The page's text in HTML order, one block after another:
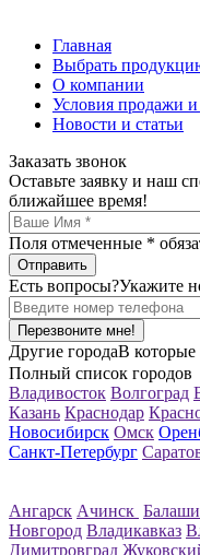
Главная
Выбрать
О компании
Условия продажи и
Новости и статьи
Заказать звонок
Оставьте заявку и наш
ближайшее время!
Поля отмеченные *
Есть вопросы?Укажите
Перезвоните мне!
Другие городаВ
Полный список городов
Владивосток Волгоград
Казань Краснодар
Новосибирск Омск
Санкт-Петербург
Ангарск Ачинск
Новгород Владикавказ
Димитровград